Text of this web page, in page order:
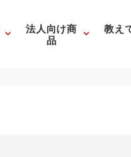
法人向け商
品
教え